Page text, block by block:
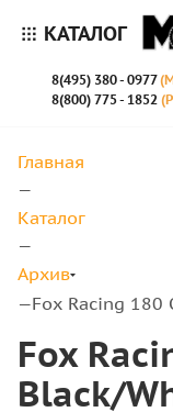
КАТАЛОГ
8(495) 380 - 0977
8(800) 775 - 1852
Главная
—
Каталог
—
Архив
—Fox Racing 180
Fox
Black/